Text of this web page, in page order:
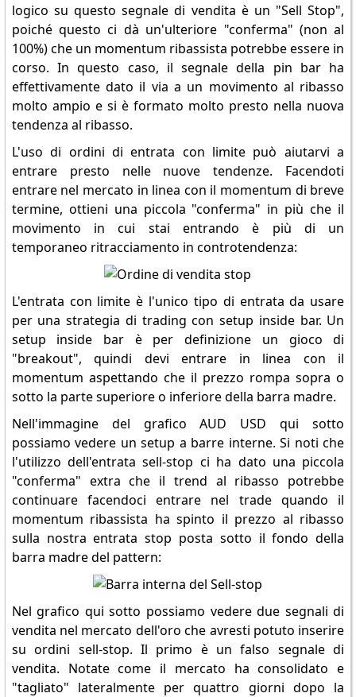
logico su questo segnale di vendita è un "Sell Stop",
poiché questo ci dà un'ulteriore "conferma" (non al
100%) che un momentum ribassista potrebbe essere in
corso. In questo caso, il segnale della pin bar ha
effettivamente dato il via a un movimento al ribasso
molto ampio e si è formato molto presto nella nuova
tendenza al ribasso.
L'uso di ordini di entrata con limite può aiutarvi a
entrare presto nelle nuove tendenze. Facendoti
entrare nel mercato in linea con il momentum di breve
termine, ottieni una piccola "conferma" in più che il
movimento in cui stai entrando è più di un
temporaneo ritracciamento in controtendenza:
L'entrata con limite è l'unico tipo di entrata da usare
per una strategia di trading con setup inside bar. Un
setup inside bar è per definizione un gioco di
"breakout", quindi devi entrare in linea con il
momentum aspettando che il prezzo rompa sopra o
sotto la parte superiore o inferiore della barra madre.
Nell'immagine del grafico AUD USD qui sotto
possiamo vedere un setup a barre interne. Si noti che
l'utilizzo dell'entrata sell-stop ci ha dato una piccola
"conferma" extra che il trend al ribasso potrebbe
continuare facendoci entrare nel trade quando il
momentum ribassista ha spinto il prezzo al ribasso
sulla nostra entrata stop posta sotto il fondo della
barra madre del pattern:
Nel grafico qui sotto possiamo vedere due segnali di
vendita nel mercato dell'oro che avresti potuto inserire
su ordini sell-stop. Il primo è un falso segnale di
vendita. Notate come il mercato ha consolidato e
"tagliato" lateralmente per quattro giorni dopo la